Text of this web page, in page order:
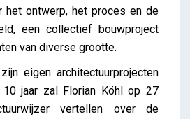
het ontwerp, het proces en de
een collectief bouwproject
van diverse grootte.
eigen architectuurprojecten
jaar zal Florian Köhl op 27
vertellen over de